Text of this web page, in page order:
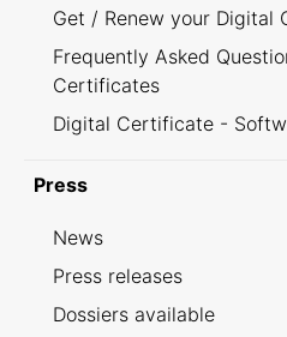
Get / Renew your Digital
Frequently Asked
Certificates
Digital Certificate -
Press
News
Press releases
Dossiers available